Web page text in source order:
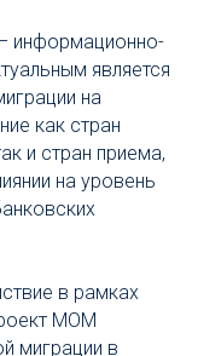
информационно-
является
на
как стран
и стран приема,
на уровень
в рамках
МОМ
миграции в